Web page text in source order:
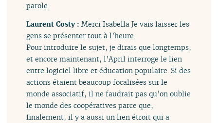
parole.
Laurent Costy :Merci Isabella Je vais laisser les
gens se présenter tout à l’heure.
Pour introduire le sujet, je dirais que longtemps,
et encore maintenant, l’April interroge le lien
entre logiciel libre et éducation populaire. Si des
actions étaient beaucoup focalisées sur le
monde associatif, il ne faudrait pas qu’on oublie
le monde des coopératives parce que,
finalement, il y a aussi un lien étroit qui a